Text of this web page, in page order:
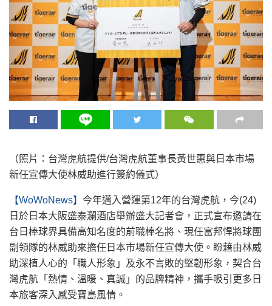
（照片：台灣虎航提供/台灣虎航董事長黃世惠與日本市場
新任宣傳大使林威助進行簽約儀式）
【WoWoNews】 今年邁入營運第12年的台灣虎航，今(24)
日於日本大阪盛泰瀾酒店舉辦盛大記者會，正式宣布邀請在
台日棒球界具備高知名度的前職棒名將、現任富邦悍將球團
副領隊的林威助來擔任日本市場新任宣傳大使。盼藉由林威
助深植人心的「職人形象」及永不言敗的堅韌形象，契合台
灣虎航「熱情、溫暖、真誠」的品牌精神，攜手吸引更多日
本旅客深入感受寶島風情。